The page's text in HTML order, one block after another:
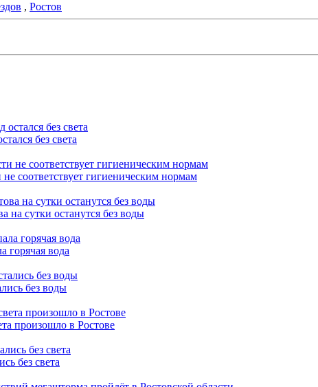
, Ростов
без света
соответствует гигиеническим нормам
на сутки останутся без воды
горячая вода
без воды
произошло в Ростове
без света